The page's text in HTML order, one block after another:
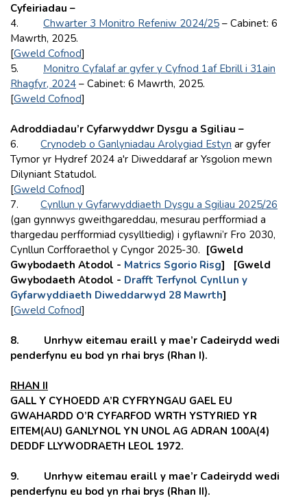
Cyfeiriadau –
4. Chwarter 3 Monitro Refeniw 2024/25 – Cabinet: 6
Mawrth, 2025.
[Gweld Cofnod]
5. Monitro Cyfalaf ar gyfer y Cyfnod 1af Ebrill i 31ain
Rhagfyr, 2024 – Cabinet: 6 Mawrth, 2025.
[Gweld Cofnod]
Adroddiadau’r Cyfarwyddwr Dysgu a Sgiliau –
6. Crynodeb o Ganlyniadau Arolygiad Estyn ar gyfer
Tymor yr Hydref 2024 a'r Diweddaraf ar Ysgolion mewn
Dilyniant Statudol.
[Gweld Cofnod]
7. Cynllun y Gyfarwyddiaeth Dysgu a Sgiliau 2025/26
(gan gynnwys gweithgareddau, mesurau perfformiad a
thargedau perfformiad cysylltiedig) i gyflawni’r Fro 2030,
Cynllun Corfforaethol y Cyngor 2025-30. [Gweld
Gwybodaeth Atodol - Matrics Sgorio Risg] [Gweld
Gwybodaeth Atodol - Drafft Terfynol Cynllun y
Gyfarwyddiaeth Diweddarwyd 28 Mawrth]
[Gweld Cofnod]
8. Unrhyw eitemau eraill y mae’r Cadeirydd wedi
penderfynu eu bod yn rhai brys (Rhan I).
RHAN II
GALL Y CYHOEDD A’R CYFRYNGAU GAEL EU
GWAHARDD O’R CYFARFOD WRTH YSTYRIED YR
EITEM(AU) GANLYNOL YN UNOL AG ADRAN 100A(4)
DEDDF LLYWODRAETH LEOL 1972.
9. Unrhyw eitemau eraill y mae’r Cadeirydd wedi
penderfynu eu bod yn rhai brys (Rhan II).